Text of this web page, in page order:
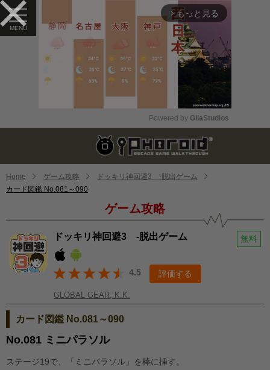
arrow_forward_ios もっと見る
Mute
Powered by GliaStudios
Home ゲーム攻略
ドッキリ神回避3 -脱出ゲーム
カード図鑑 No.081～090
ゲーム攻略
ドッキリ神回避3 -脱出ゲーム 無料
4.5 評価する
GLOBAL GEAR, K.K.
カード図鑑 No.081～090
No.081 ミニパラソル
ステージ19で、「ミニパラソル」を棒に挿す。